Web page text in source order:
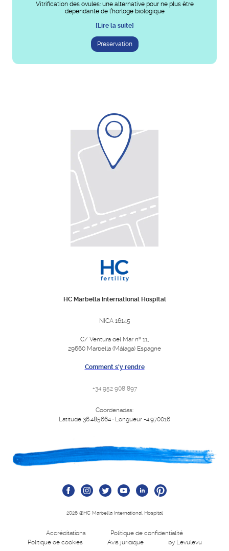
Vitrification des ovules: une alternative pour ne plus être
dépendante de l’horloge biologique
[Lire la suite]
Preservation
HC Marbella International Hospital
NICA 16145
C/ Ventura del Mar nº 11,
29660 Marbella (Málaga) Espagne
Comment s'y rendre
+34 952 908 897
Coordenadas:
Latitude 36.485664 · Longueur -4.970016
2026 @HC Marbella International Hospital
Accréditations
Politique de confidentialité
Politique de cookies
Avis juridique by Levulevu